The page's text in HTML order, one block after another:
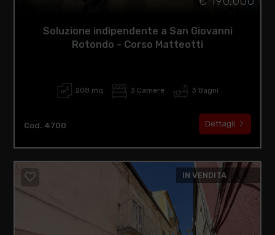
Soluzione indipendente a San Giovanni
Rotondo - Corso Matteotti
208 mq 3 Camere 3 Bagni
Cod. 4700 Dettagli
IN VENDITA